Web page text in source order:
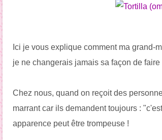
Ici je vous explique comment ma grand-
je ne changerais jamais sa façon de
Chez nous, quand on reçoit des
marrant car ils demandent toujours :
apparence peut être trompeuse !